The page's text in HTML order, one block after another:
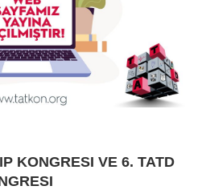
KONGRESI VE 6. TATD